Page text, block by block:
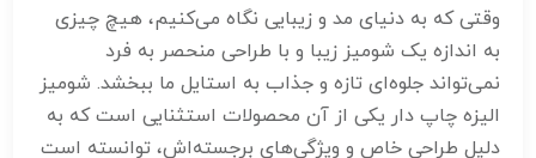
وقتی که به دنیای مد و زیبایی نگاه می‌کنیم، هیچ چیزی
به اندازه یک شومیز زیبا و با طراحی منحصر به فرد
نمی‌تواند جلوه‌ای تازه و جذاب به استایل ما ببخشد. شومیز
الیزه چاپ دار یکی از آن محصولات استثنایی است که به
دلیل طراحی خاص و ویژگی‌های برجسته‌اش، توانسته است